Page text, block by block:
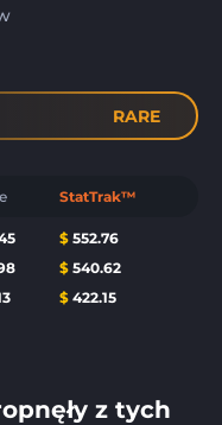
RARE
StatTrak™
$ 552.76
$ 540.62
$ 422.15
z tych